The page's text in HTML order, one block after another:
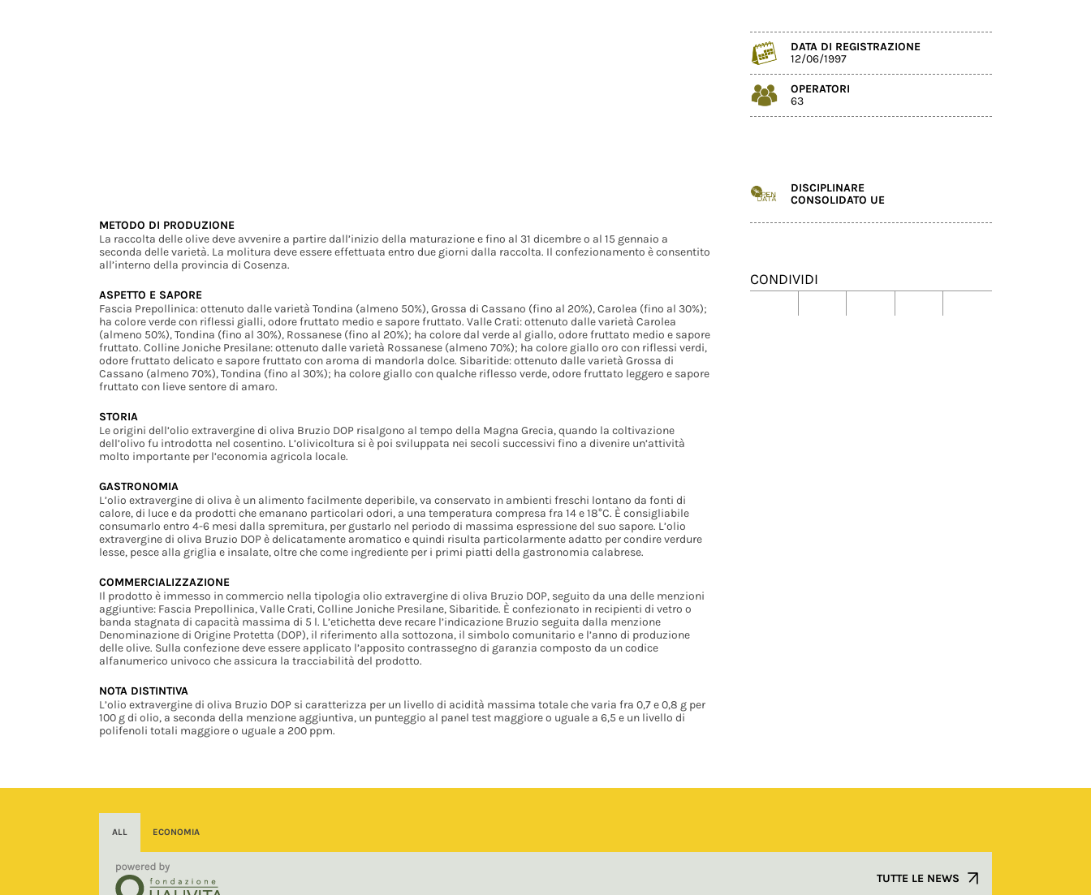
METODO DI PRODUZIONE
La raccolta delle olive deve avvenire a partire dall’inizio della maturazione e fino al 31 dicembre o al 15 gennaio a
seconda delle varietà. La molitura deve essere effettuata entro due giorni dalla raccolta. Il confezionamento è consentito
all’interno della provincia di Cosenza.
ASPETTO E SAPORE
Fascia Prepollinica: ottenuto dalle varietà Tondina (almeno 50%), Grossa di Cassano (fino al 20%), Carolea (fino al 30%);
ha colore verde con riflessi gialli, odore fruttato medio e sapore fruttato. Valle Crati: ottenuto dalle varietà Carolea
(almeno 50%), Tondina (fino al 30%), Rossanese (fino al 20%); ha colore dal verde al giallo, odore fruttato medio e sapore
fruttato. Colline Joniche Presilane: ottenuto dalle varietà Rossanese (almeno 70%); ha colore giallo oro con riflessi verdi,
odore fruttato delicato e sapore fruttato con aroma di mandorla dolce. Sibaritide: ottenuto dalle varietà Grossa di
Cassano (almeno 70%), Tondina (fino al 30%); ha colore giallo con qualche riflesso verde, odore fruttato leggero e sapore
fruttato con lieve sentore di amaro.
STORIA
Le origini dell’olio extravergine di oliva Bruzio DOP risalgono al tempo della Magna Grecia, quando la coltivazione
dell’olivo fu introdotta nel cosentino. L’olivicoltura si è poi sviluppata nei secoli successivi fino a divenire un’attività
molto importante per l’economia agricola locale.
GASTRONOMIA
L’olio extravergine di oliva è un alimento facilmente deperibile, va conservato in ambienti freschi lontano da fonti di
calore, di luce e da prodotti che emanano particolari odori, a una temperatura compresa fra 14 e 18°C. È consigliabile
consumarlo entro 4-6 mesi dalla spremitura, per gustarlo nel periodo di massima espressione del suo sapore. L’olio
extravergine di oliva Bruzio DOP è delicatamente aromatico e quindi risulta particolarmente adatto per condire verdure
lesse, pesce alla griglia e insalate, oltre che come ingrediente per i primi piatti della gastronomia calabrese.
COMMERCIALIZZAZIONE
Il prodotto è immesso in commercio nella tipologia olio extravergine di oliva Bruzio DOP, seguito da una delle menzioni
aggiuntive: Fascia Prepollinica, Valle Crati, Colline Joniche Presilane, Sibaritide. È confezionato in recipienti di vetro o
banda stagnata di capacità massima di 5 l. L’etichetta deve recare l’indicazione Bruzio seguita dalla menzione
Denominazione di Origine Protetta (DOP), il riferimento alla sottozona, il simbolo comunitario e l’anno di produzione
delle olive. Sulla confezione deve essere applicato l’apposito contrassegno di garanzia composto da un codice
alfanumerico univoco che assicura la tracciabilità del prodotto.
NOTA DISTINTIVA
L’olio extravergine di oliva Bruzio DOP si caratterizza per un livello di acidità massima totale che varia fra 0,7 e 0,8 g per
100 g di olio, a seconda della menzione aggiuntiva, un punteggio al panel test maggiore o uguale a 6,5 e un livello di
polifenoli totali maggiore o uguale a 200 ppm.
DATA DI REGISTRAZIONE
12/06/1997
OPERATORI
63
DISCIPLINARE
CONSOLIDATO UE
CONDIVIDI
ALL ECONOMIA
TUTTE LE NEWS